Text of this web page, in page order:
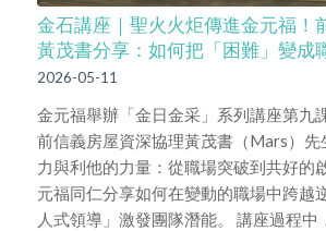
金石講座｜聖火火炬傳進金元福！
黃茂書分享：如何把「困難」變成
2026-05-11
金元福舉辦「金日金采」系列講座第九
前信義房屋資深協理黃茂書（Mars）先
力與利他的力量：從職場突破到共好的
元福同仁分享如何在變動的職場中跨越
人式領導」激發團隊潛能。 講座過程中